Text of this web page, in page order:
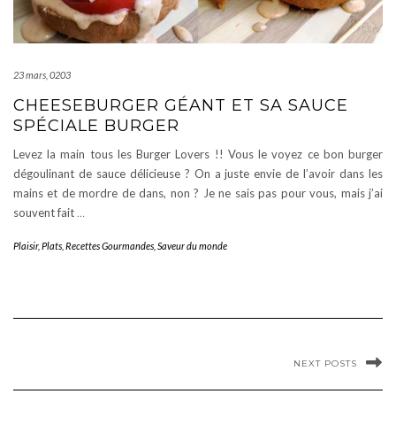
23 mars, 0203
CHEESEBURGER GÉANT ET SA SAUCE
SPÉCIALE BURGER
Levez la main tous les Burger Lovers !! Vous le voyez ce bon burger
dégoulinant de sauce délicieuse ? On a juste envie de l’avoir dans les
mains et de mordre de dans, non ? Je ne sais pas pour vous, mais j’ai
souvent fait…
Plaisir, Plats Recettes Gourmandes Saveur du monde
NEXT POSTS